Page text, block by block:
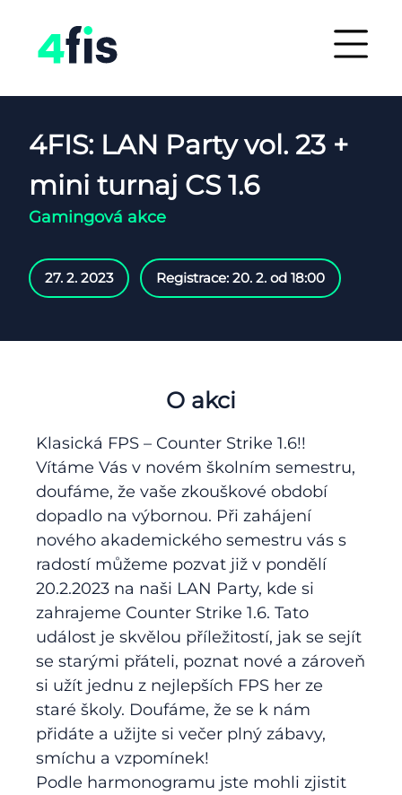
4FIS: LAN Party vol. 23 +
mini turnaj CS 1.6
Gamingová akce
27. 2. 2023 Registrace: 20. 2. od 18:00
O akci
Klasická FPS – Counter Strike 1.6!!
Vítáme Vás v novém školním semestru,
doufáme, že vaše zkouškové období
dopadlo na výbornou. Při zahájení
nového akademického semestru vás s
radostí můžeme pozvat již v pondělí
20.2.2023 na naši LAN Party, kde si
zahrajeme Counter Strike 1.6. Tato
událost je skvělou příležitostí, jak se sejít
se starými přáteli, poznat nové a zároveň
si užít jednu z nejlepších FPS her ze
staré školy. Doufáme, že se k nám
přidáte a užijte si večer plný zábavy,
smíchu a vzpomínek!
Podle harmonogramu jste mohli zjistit